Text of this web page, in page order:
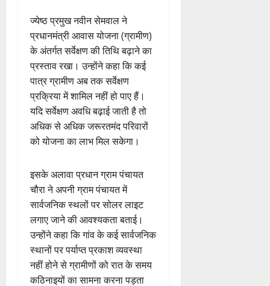
ज्येष्ठ प्रमुख नवीन सेमवाल ने
प्रधानमंत्री आवास योजना (ग्रामीण)
के अंतर्गत सर्वेक्षण की तिथि बढ़ाने का
प्रस्ताव रखा। उन्होंने कहा कि कई
पात्र ग्रामीण अब तक सर्वेक्षण
प्रक्रिया में शामिल नहीं हो पाए हैं।
यदि सर्वेक्षण अवधि बढ़ाई जाती है तो
अधिक से अधिक जरूरतमंद परिवारों
को योजना का लाभ मिल सकेगा।
इसके अलावा प्रधान ग्राम पंचायत
चौरा ने अपनी ग्राम पंचायत में
सार्वजनिक स्थलों पर सोलर लाइट
लगाए जाने की आवश्यकता बताई।
उन्होंने कहा कि गांव के कई सार्वजनिक
स्थानों पर पर्याप्त प्रकाश व्यवस्था
नहीं होने से ग्रामीणों को रात के समय
कठिनाइयों का सामना करना पड़ता